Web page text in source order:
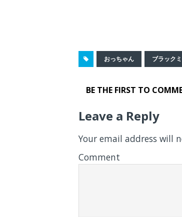
おっちゃん ブラック
BE THE FIRST TO
Leave a Reply
Your email address will
Comment